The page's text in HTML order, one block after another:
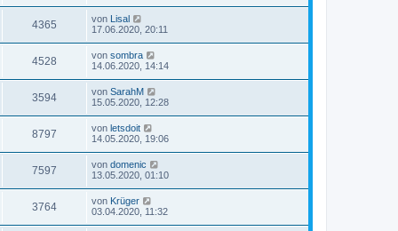
4365 von Lisal
17.06.2020, 20:11
4528 von sombra
14.06.2020, 14:14
3594 von SarahM
15.05.2020, 12:28
8797 von letsdoit
14.05.2020, 19:06
7597 von domenic
13.05.2020, 01:10
3764 von Krüger
03.04.2020, 11:32